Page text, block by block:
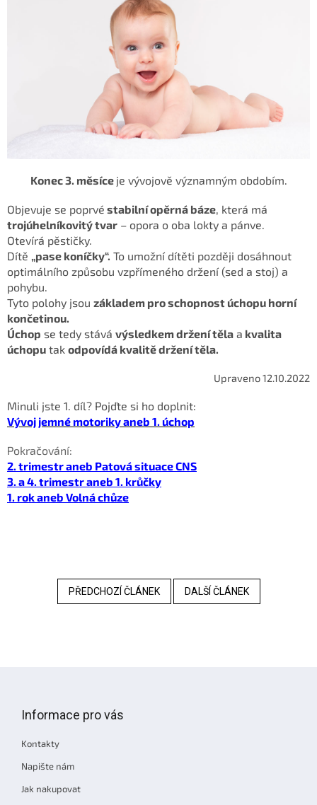
Konec 3. měsíce je vývojově významným obdobím.
Objevuje se poprvé stabilní opěrná báze, která má
trojúhelníkovitý tvar – opora o oba lokty a pánve.
Otevírá pěstičky.
Dítě „pase koníčky“. To umožní dítěti později dosáhnout
optimálního způsobu vzpřímeného držení (sed a stoj) a
pohybu.
Tyto polohy jsou základem pro schopnost úchopu horní
končetinou.
Úchop se tedy stává výsledkem držení těla a kvalita
úchopu tak odpovídá kvalitědržení těla.
Upraveno 12.10.2022
Minuli jste 1. díl? Pojďte si ho doplnit:
Vývoj jemné motoriky aneb 1. úchop
Pokračování:
2. trimestr aneb Patová situace CNS
3. a 4. trimestr aneb 1. krůčky
1. rok aneb Volná chůze
PŘEDCHOZÍ ČLÁNEK DALŠÍ ČLÁNEK
Informace pro vás
Kontakty
Napište nám
Jak nakupovat